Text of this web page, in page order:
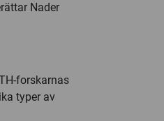
Nader
forskarnas
typer av